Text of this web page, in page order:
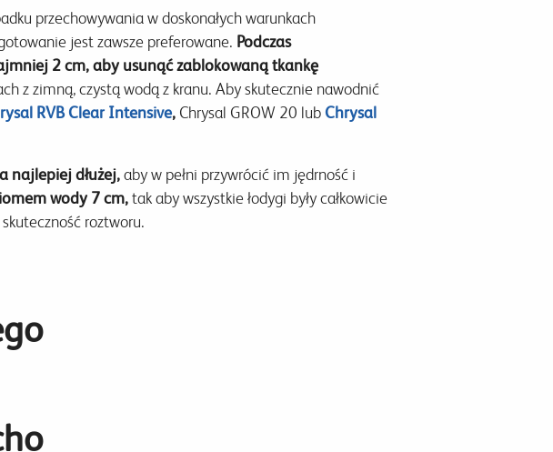
przechowywania w doskonałych warunkach
jest zawsze preferowane. Podczas
2 cm, aby usunąć zablokowaną tkankę
z zimną, czystą wodą z kranu. Aby skutecznie nawodnić
RVB Clear Intensive,Chrysal GROW 20 lub Chrysal
najlepiej dłużej,aby w pełni przywrócić im jędrność i
wody 7 cm,tak aby wszystkie łodygi były całkowicie
roztworu.